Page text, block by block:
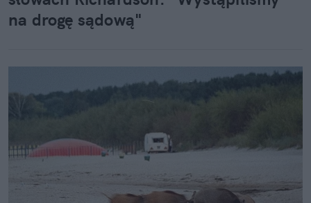
na drogę sądową"